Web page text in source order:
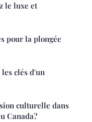
le luxe et
pour la plongée
clés d'un
culturelle dans
Canada?